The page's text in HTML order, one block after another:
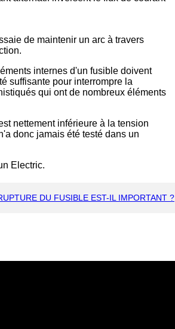
de maintenir un arc à travers
internes d'un fusible doivent
suffisante pour interrompre la
qui ont de nombreux éléments
nettement inférieure à la tension
donc jamais été testé dans un
Electric.
DU FUSIBLE EST-IL IMPORTANT ?